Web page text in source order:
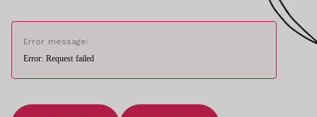
Error message:
Error: Request failed